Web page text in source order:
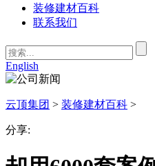
装修建材百科
联系我们
English
云顶集团 > 装修建材百科 >
分享: